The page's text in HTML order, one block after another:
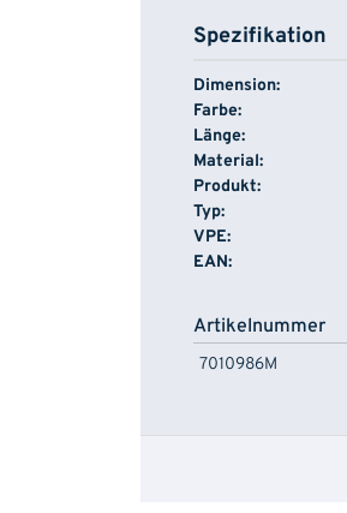
Spezifikation
Dimension:
Farbe:
Länge:
Material:
Produkt:
Typ:
VPE:
EAN:
Artikelnummer
7010986M